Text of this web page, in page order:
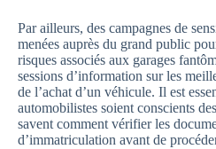
Par ailleurs, des campagnes de
menées auprès du grand public
risques associés aux garages
sessions d’information sur les
de l’achat d’un véhicule. Il est
automobilistes soient conscients
savent comment vérifier les
d’immatriculation avant de